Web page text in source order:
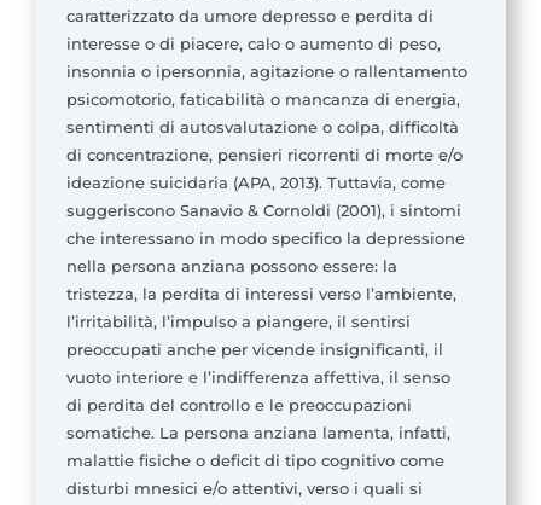
caratterizzato da umore depresso e perdita di
interesse o di piacere, calo o aumento di peso,
insonnia o ipersonnia, agitazione o rallentamento
psicomotorio, faticabilità o mancanza di energia,
sentimenti di autosvalutazione o colpa, difficoltà
di concentrazione, pensieri ricorrenti di morte e/o
ideazione suicidaria (APA, 2013). Tuttavia, come
suggeriscono Sanavio & Cornoldi (2001), i sintomi
che interessano in modo specifico la depressione
nella persona anziana possono essere: la
tristezza, la perdita di interessi verso l’ambiente,
l’irritabilità, l’impulso a piangere, il sentirsi
preoccupati anche per vicende insignificanti, il
vuoto interiore e l’indifferenza affettiva, il senso
di perdita del controllo e le preoccupazioni
somatiche. La persona anziana lamenta, infatti,
malattie fisiche o deficit di tipo cognitivo come
disturbi mnesici e/o attentivi, verso i quali si